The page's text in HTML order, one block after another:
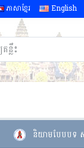
ភាសាខ្មែរ English
និយាមបែបបទ សម្រាប់